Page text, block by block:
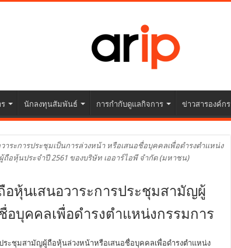
นักลงทุนสัมพันธ์ การกำกับดูแลกิจการ ข่าวสารองค์กร
ระการประชุมเป็นการล่วงหน้า หรือเสนอชื่อบุคคลเพื่อดำรงตำแหน่ง
อหุ้นประจำปี 2561 ของบริษัท เออาร์ไอพี จำกัด (มหาชน)
หุ้นเสนอวาระการประชุมสามัญผู้
อบุคคลเพื่อดำรงตำแหน่งกรรมการ
ะชุมสามัญผู้ถือหุ้นล่วงหน้าหรือเสนอชื่อบุคคลเพื่อดำรงตำแหน่ง